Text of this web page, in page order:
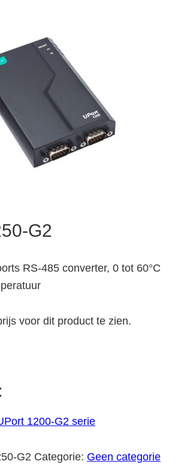
G2
RS-485 converter, 0 tot 60°C
voor dit product te zien.
1200-G2 serie
G2 Categorie: Geen categorie